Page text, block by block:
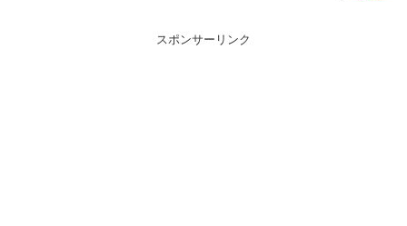
スポンサーリンク